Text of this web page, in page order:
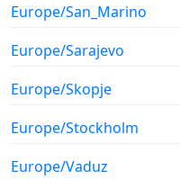
Europe/San_Marino
Europe/Sarajevo
Europe/Skopje
Europe/Stockholm
Europe/Vaduz